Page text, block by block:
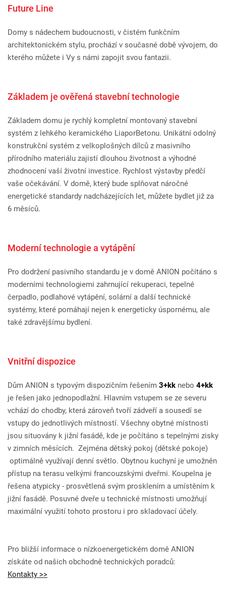
Future Line
Domy s nádechem budoucnosti, v čistém funkčním
architektonickém stylu, prochází v současné době vývojem, do
kterého můžete i Vy s námi zapojit svou fantazii.
Základem je ověřená stavební technologie
Základem domu je rychlý kompletní montovaný stavební
systém z lehkého keramického LiaporBetonu. Unikátní odolný
konstrukční systém z velkoplošných dílců z masivního
přírodního materiálu zajistí dlouhou životnost a výhodné
zhodnocení vaší životní investice. Rychlost výstavby předčí
vaše očekávání. V domě, který bude splňovat náročné
energetické standardy nadcházejících let, můžete bydlet již za
6 měsíců.
Moderní technologie a vytápění
Pro dodržení pasivního standardu je v domě ANION počítáno s
moderními technologiemi zahrnující rekuperaci, tepelné
čerpadlo, podlahové vytápění, solární a další technické
systémy, které pomáhají nejen k energeticky úspornému, ale
také zdravějšímu bydlení.
Vnitřní dispozice
Dům ANION s typovým dispozičním řešením 3+kk nebo 4+kk
je řešen jako jednopodlažní. Hlavním vstupem se ze severu
vchází do chodby, která zároveň tvoří zádveří a sousedí se
vstupy do jednotlivých místností. Všechny obytné místnosti
jsou situovány k jižní fasádě, kde je počítáno s tepelnými zisky
v zimních měsících. Zejména dětský pokoj (dětské pokoje)
optimálně využívají denní světlo. Obytnou kuchyní je umožněn
přístup na terasu velkými francouzskými dveřmi. Koupelna je
řešena atypicky - prosvětlená svým prosklením a umístěním k
jižní fasádě. Posuvné dveře u technické místnosti umožňují
maximální využití tohoto prostoru i pro skladovací účely.
Pro bližší informace o nízkoenergetickém domě ANION
získáte od našich obchodně technických poradců:
Kontakty >>